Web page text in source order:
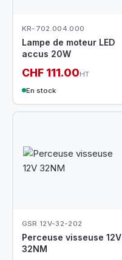
KR-702.004.000
Lampe de moteur LED
accus 20W
CHF 111.00HT
En stock
GSR 12V-32-202
Perceuse visseuse 12V
32NM